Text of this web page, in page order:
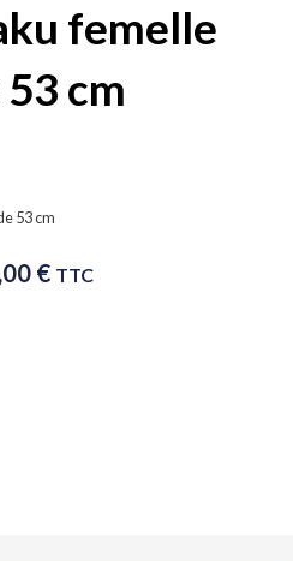
femelle
cm
53 cm
€ TTC